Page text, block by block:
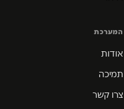
המערכת
אודות
תמיכה
צרו קשר